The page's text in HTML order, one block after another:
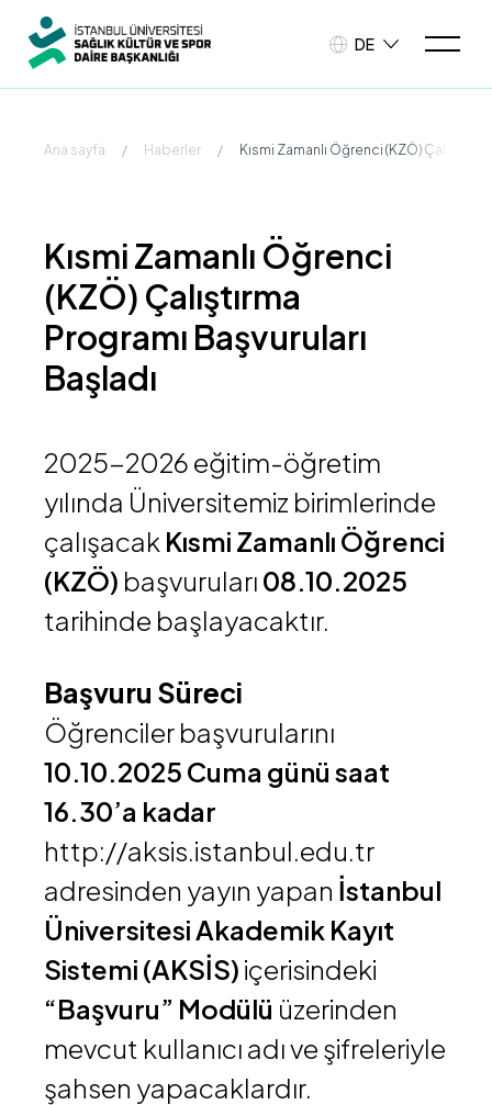
DE
Ana sayfa / Haberler / Kısmi Zamanlı Öğrenci (KZÖ)
Kısmi Zamanlı Öğrenci
(KZÖ) Çalıştırma
Programı Başvuruları
Başladı
2025-2026 eğitim-öğretim
yılında Üniversitemiz birimlerinde
çalışacak Kısmi Zamanlı Öğrenci
(KZÖ) başvuruları 08.10.2025
tarihinde başlayacaktır.
Başvuru Süreci
Öğrenciler başvurularını
10.10.2025 Cuma günü saat
16.30’a kadar
http://aksis.istanbul.edu.tr
adresinden yayın yapan İstanbul
Üniversitesi Akademik Kayıt
Sistemi (AKSİS) içerisindeki
“Başvuru” Modülü üzerinden
mevcut kullanıcı adı ve şifreleriyle
şahsen yapacaklardır.